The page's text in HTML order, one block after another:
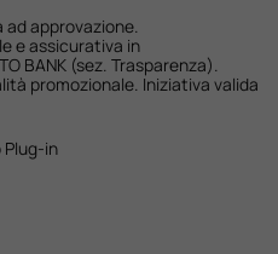
ad approvazione.
e assicurativa in
BANK (sez. Trasparenza).
promozionale. Iniziativa valida
in